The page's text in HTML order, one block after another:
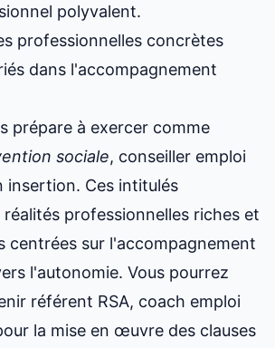
polyvalent.
professionnelles concrètes
dans l'accompagnement
prépare à exercer comme
sociale, conseiller emploi
insertion. Ces intitulés
professionnelles riches et
centrées sur l'accompagnement
l'autonomie. Vous pourrez
référent RSA, coach emploi
la mise en œuvre des clauses